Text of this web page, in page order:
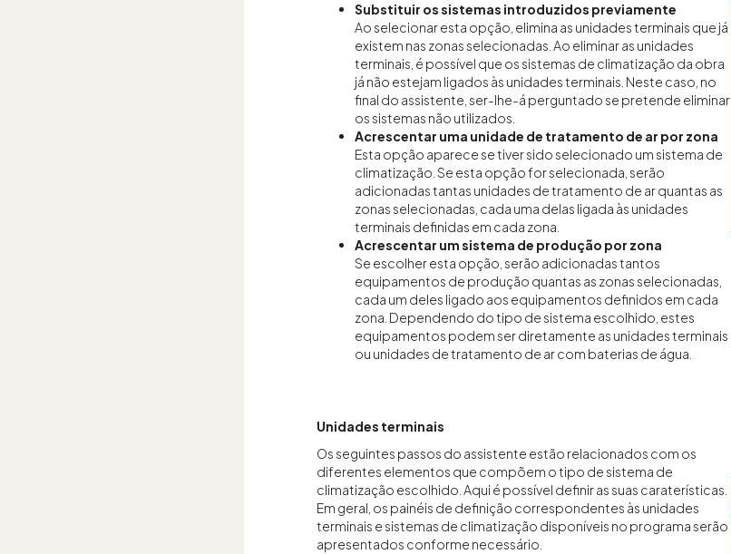
Substituir os sistemas introduzidos previamente
Ao selecionar esta opção, elimina as unidades terminais que já
existem nas zonas selecionadas. Ao eliminar as unidades
terminais, é possível que os sistemas de climatização da obra
já não estejam ligados às unidades terminais. Neste caso, no
final do assistente, ser-lhe-á perguntado se pretende eliminar
os sistemas não utilizados.
Acrescentar uma unidade de tratamento de ar por zona
Esta opção aparece se tiver sido selecionado um sistema de
climatização. Se esta opção for selecionada, serão
adicionadas tantas unidades de tratamento de ar quantas as
zonas selecionadas, cada uma delas ligada às unidades
terminais definidas em cada zona.
Acrescentar um sistema de produção por zona
Se escolher esta opção, serão adicionadas tantos
equipamentos de produção quantas as zonas selecionadas,
cada um deles ligado aos equipamentos definidos em cada
zona. Dependendo do tipo de sistema escolhido, estes
equipamentos podem ser diretamente as unidades terminais
ou unidades de tratamento de ar com baterias de água.
Unidades terminais
Os seguintes passos do assistente estão relacionados com os
diferentes elementos que compõem o tipo de sistema de
climatização escolhido. Aqui é possível definir as suas caraterísticas.
Em geral, os painéis de definição correspondentes às unidades
terminais e sistemas de climatização disponíveis no programa serão
apresentados conforme necessário.